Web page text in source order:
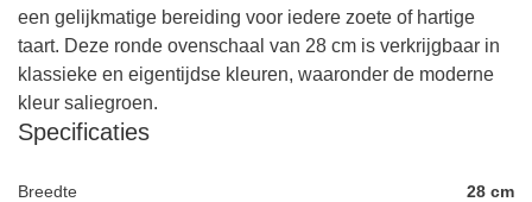
een gelijkmatige bereiding voor iedere zoete of hartige
taart. Deze ronde ovenschaal van 28 cm is verkrijgbaar in
klassieke en eigentijdse kleuren, waaronder de moderne
kleur saliegroen.
Specificaties
Breedte 28 cm